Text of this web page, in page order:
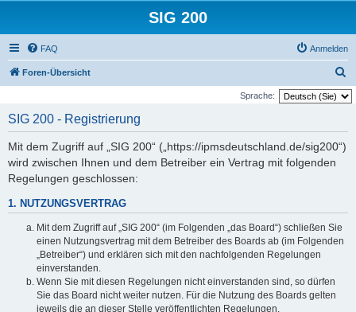
SIG 200
FAQ Anmelden
Foren-Übersicht
u
Sprache:
SIG 200 - Registrierung
Mit dem Zugriff auf „SIG 200“ („https://ipmsdeutschland.de/sig200“)
wird zwischen Ihnen und dem Betreiber ein Vertrag mit folgenden
Regelungen geschlossen:
1. NUTZUNGSVERTRAG
Mit dem Zugriff auf „SIG 200“ (im Folgenden „das Board“) schließen Sie
einen Nutzungsvertrag mit dem Betreiber des Boards ab (im Folgenden
„Betreiber“) und erklären sich mit den nachfolgenden Regelungen
einverstanden.
Wenn Sie mit diesen Regelungen nicht einverstanden sind, so dürfen
Sie das Board nicht weiter nutzen. Für die Nutzung des Boards gelten
jeweils die an dieser Stelle veröffentlichten Regelungen.